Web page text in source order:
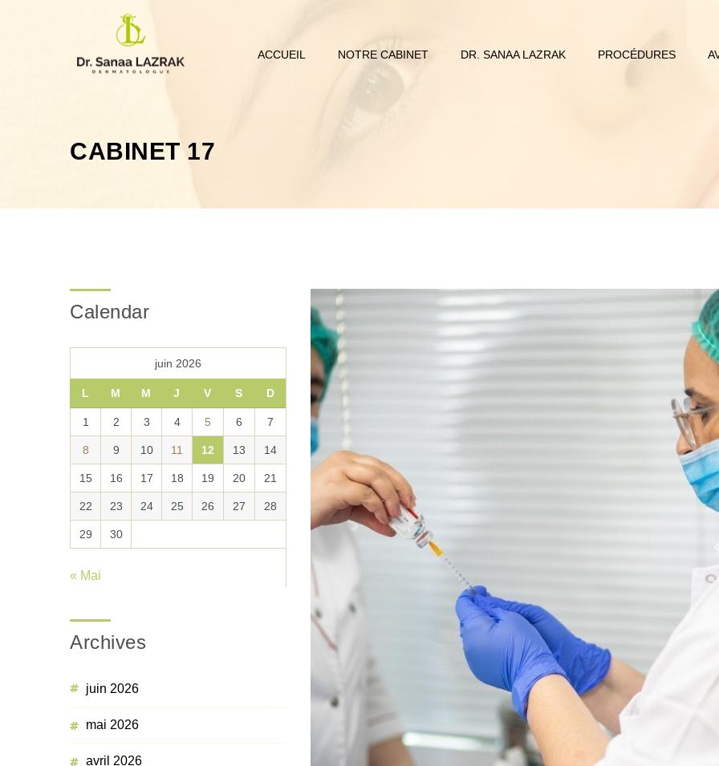
ACCUEIL NOTRE CABINET DR. SANAA LAZRAK PROCÉDURES
CABINET 17
Calendar
juin 2026
L M M J V S D
1 2 3 4 5 6 7
8 9 10 11 12 13 14
15 16 17 18 19 20 21
22 23 24 25 26 27 28
29 30
« Mai
Archives
juin 2026
mai 2026
avril 2026